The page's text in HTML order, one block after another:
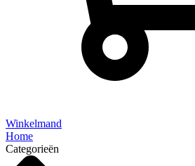
Winkelmand
Home
Categorieën